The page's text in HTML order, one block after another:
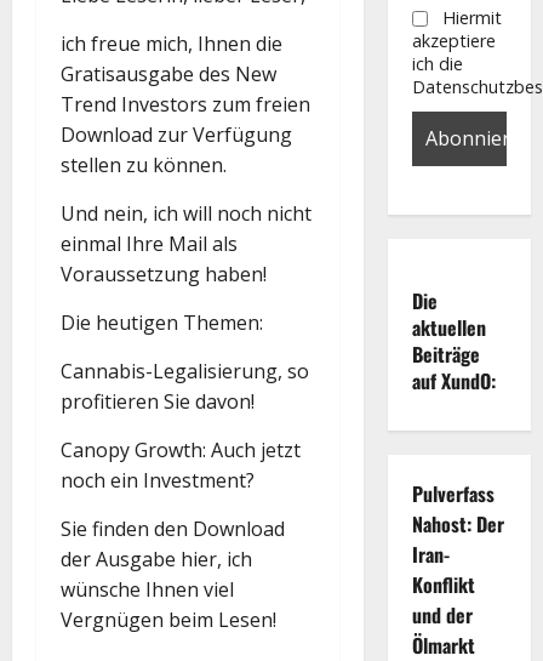
ich freue mich, Ihnen die
Gratisausgabe des New
Trend Investors zum freien
Download zur Verfügung
stellen zu können.
Und nein, ich will noch nicht
einmal Ihre Mail als
Voraussetzung haben!
Die heutigen Themen:
Cannabis-Legalisierung, so
profitieren Sie davon!
Canopy Growth: Auch jetzt
noch ein Investment?
Sie finden den Download
der Ausgabe hier, ich
wünsche Ihnen viel
Vergnügen beim Lesen!
Hiermit
akzeptiere
ich die
Die
aktuellen
Beiträge
auf XundO:
Pulverfass
Nahost: Der
Iran-
Konflikt
und der
Ölmarkt